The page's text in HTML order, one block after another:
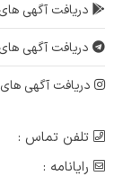
دریافت آگهی
دریافت آگهی
دریافت آگهی های
تلفن تماس :
رایانامه :